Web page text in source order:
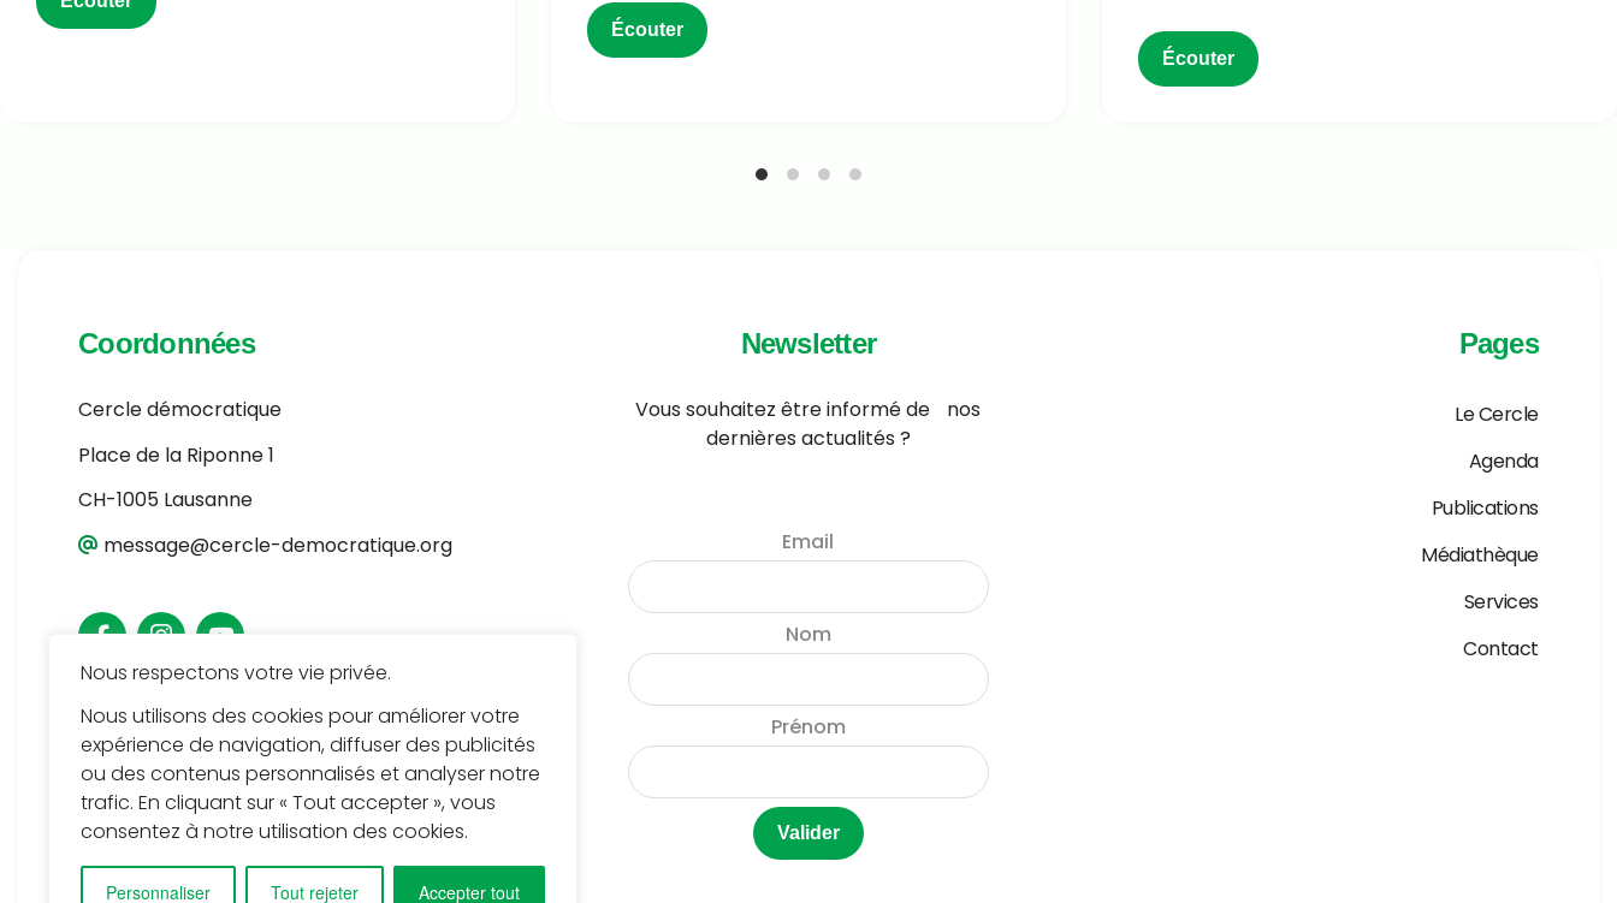
Nous respectons votre vie privée.
Nous utilisons des cookies pour améliorer votre
expérience de navigation, diffuser des publicités
ou des contenus personnalisés et analyser notre
trafic. En cliquant sur « Tout accepter », vous
consentez à notre utilisation des cookies.
Personnaliser Tout rejeter Accepter tout
Écouter
Écouter
Coordonnées
Cercle démocratique
Place de la Riponne 1
CH-1005 Lausanne
message@cercle-democratique.org
Newsletter
Vous souhaitez être informé de nos
dernières actualités ?
Email
Nom
Prénom
Pages
Le Cercle
Agenda
Publications
Médiathèque
Services
Contact